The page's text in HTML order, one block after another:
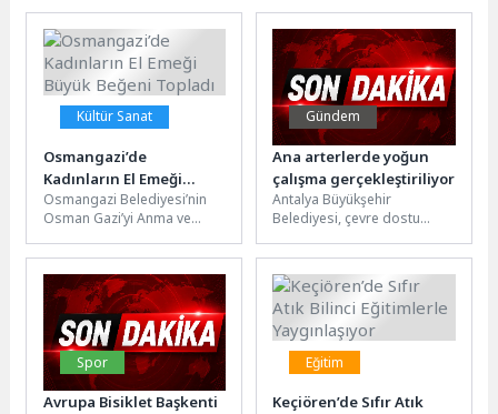
dünyada önemli bir yere
sahiptir....
yaygınlaştırılması için eğitim
ve hibe desteklerini
sürdürüyor. Büyükşehir
Belediyesi,...
Kültür Sanat
Osmangazi’de
Kadınların El Emeği
Büyük Beğeni Topladı
Osmangazi Belediyesi’nin
Osman Gazi’yi Anma ve
Etkinlikleri kapsamında
kurduğu Kadın Girişimciler
Sokağı,...
Gündem
Ana arterlerde yoğun
çalışma gerçekleştiriliyor
Antalya Büyükşehir
Belediyesi, çevre dostu
aralıksız devam ediyor. Park
ve Bahçeler Dairesi
Başkanlığı...
Spor
Avrupa Bisiklet Başkenti
Eğitim
Keçiören’de Sıfır Atık